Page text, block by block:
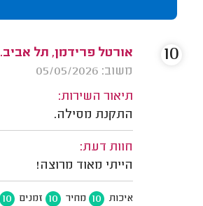
אורטל פרידמן, תל אביב.
משוב: 05/05/2026
תיאור השירות:
התקנת מסילה.
חוות דעת:
הייתי מאוד מרוצה!
איכות 10 מחיר 10 זמנים 10
10